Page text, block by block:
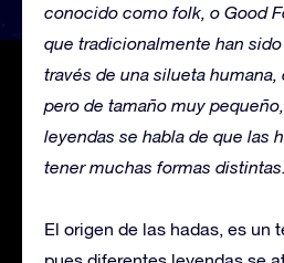
conocido como folk, o Good
que tradicionalmente han
través de una silueta humana,
pero de tamaño muy
leyendas se habla de que las
tener muchas formas distintas.
El origen de las hadas, es un